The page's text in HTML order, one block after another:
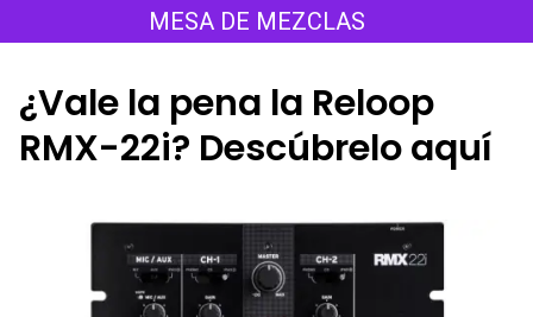
al
MESA DE MEZCLAS
¿Vale la pena la Reloop
RMX-22i? Descúbrelo aquí